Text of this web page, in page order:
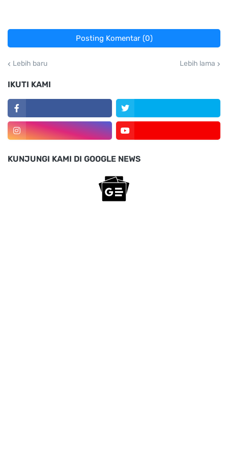
Posting Komentar (0)
Lebih baru Lebih lama
IKUTI KAMI
KUNJUNGI KAMI DI GOOGLE NEWS